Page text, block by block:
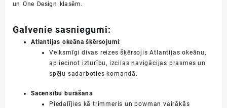
un One Design klasēm.
Galvenie sasniegumi:
Atlantijas okeāna šķērsojumi:
Veiksmīgi divas reizes šķērsojis Atlantijas okeānu,
apliecinot izturību, izcilas navigācijas prasmes un
spēju sadarboties komandā.
Sacensību burāšana:
Piedalījies kā trimmeris un bowman vairākās